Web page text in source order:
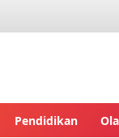
Pendidikan